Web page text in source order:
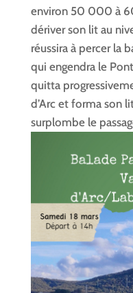
environ 50 000 à
dériver son lit au
réussira à percer la
qui engendra le Pont
quitta
d’Arc et forma son
surplombe le